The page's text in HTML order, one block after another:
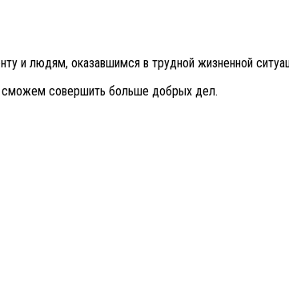
и людям, оказавшимся в трудной жизненной
сможем совершить больше добрых дел.